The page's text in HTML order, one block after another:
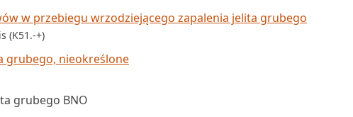
w przebiegu wrzodziejącego zapalenia jelita grubego
(K51.-+)
grubego, nieokreślone
grubego BNO